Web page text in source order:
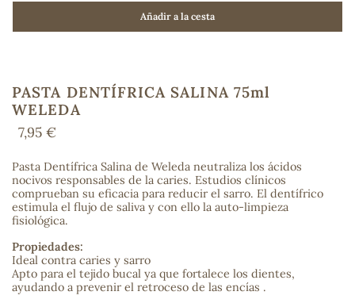
Añadir a la cesta
PASTA DENTÍFRICA SALINA 75ml
WELEDA
7,95 €
Pasta Dentífrica Salina de Weleda neutraliza los ácidos
nocivos responsables de la caries. Estudios clínicos
comprueban su eficacia para reducir el sarro. El dentífrico
estimula el flujo de saliva y con ello la auto-limpieza
fisiológica.
Propiedades:
Ideal contra caries y sarro
Apto para el tejido bucal ya que fortalece los dientes,
ayudando a prevenir el retroceso de las encías .